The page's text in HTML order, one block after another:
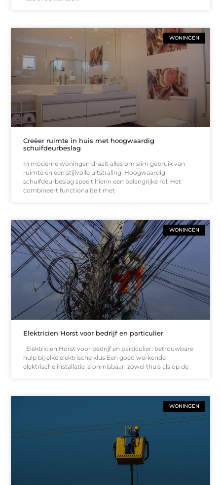
WONINGEN
Creëer ruimte in huis met hoogwaardig
schuifdeurbeslag
In moderne woningen draait alles om slim gebruik van
ruimte en een stijlvolle uitstraling. Hoogwaardig
schuifdeurbeslag speelt hierin een belangrijke rol. Het
combineert functionaliteit met
WONINGEN
Elektricien Horst voor bedrijf en particulier
Elektricien Horst voor bedrijf en particulier: betrouwbare
hulp bij elke elektrische klus Een goed werkende
elektrische installatie is onmisbaar, zowel thuis als op de
WONINGEN